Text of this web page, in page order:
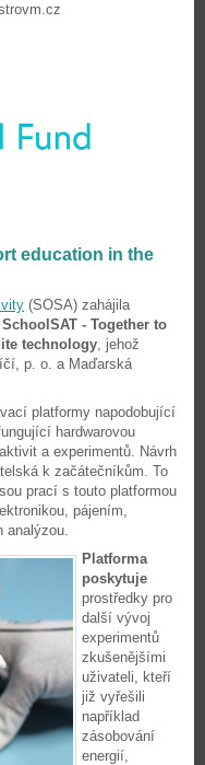
education in the
(SOSA) zahájila
SchoolSAT - Together to
technology , jehož
p. o. a Maďarská
platformy napodobující
hardwarovou
a experimentů. Návrh
k začátečníkům. To
prací s touto platformou
pájením,
analýzou.
Platforma
poskytuje
prostředky pro
další vývoj
experimentů
zkušenějšími
uživateli, kteří
již vyřešili
například
zásobování
energií,